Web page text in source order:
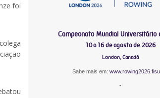
foi
Campeonato Mundial Universitário
10 a 16 de agosto de 2026
London, Canadá
Sabe mais em:
-